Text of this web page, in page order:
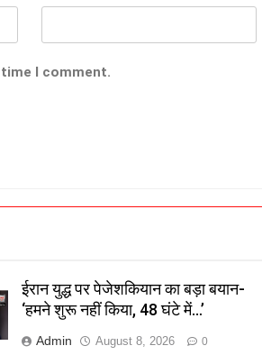
I comment.
ईरान युद्ध पर पेजेशकियान का बड़ा बयान-
‘हमने शुरू नहीं किया, 48 घंटे में…’
Admin August 8, 2026 0